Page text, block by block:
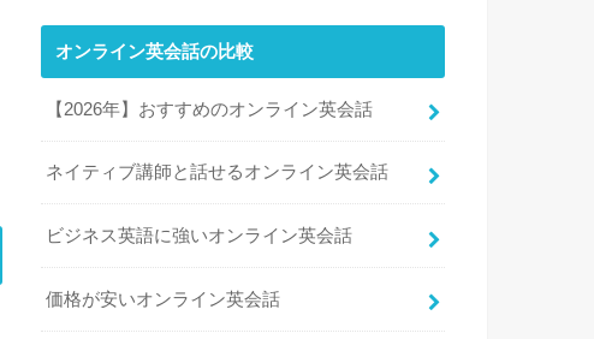
オンライン英会話の比較
【2026年】おすすめのオンライン英会話
ネイティブ講師と話せるオンライン英会話
ビジネス英語に強いオンライン英会話
価格が安いオンライン英会話